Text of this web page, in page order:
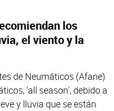
los
el viento y la
de Neumáticos (Afane)
'all season', debido a
y lluvia que se están